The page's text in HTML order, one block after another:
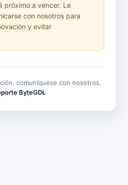
próximo a vencer. Le
con nosotros para
y evitar
comuníquese con nosotros.
ByteGDL